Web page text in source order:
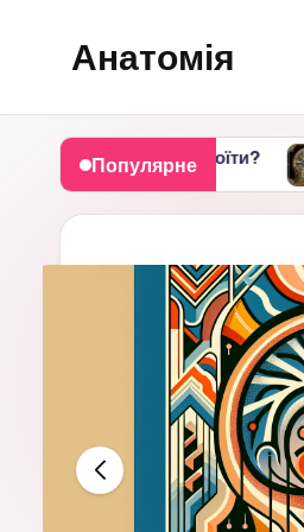
content
Анатомія
Популярне
заспокоїти?